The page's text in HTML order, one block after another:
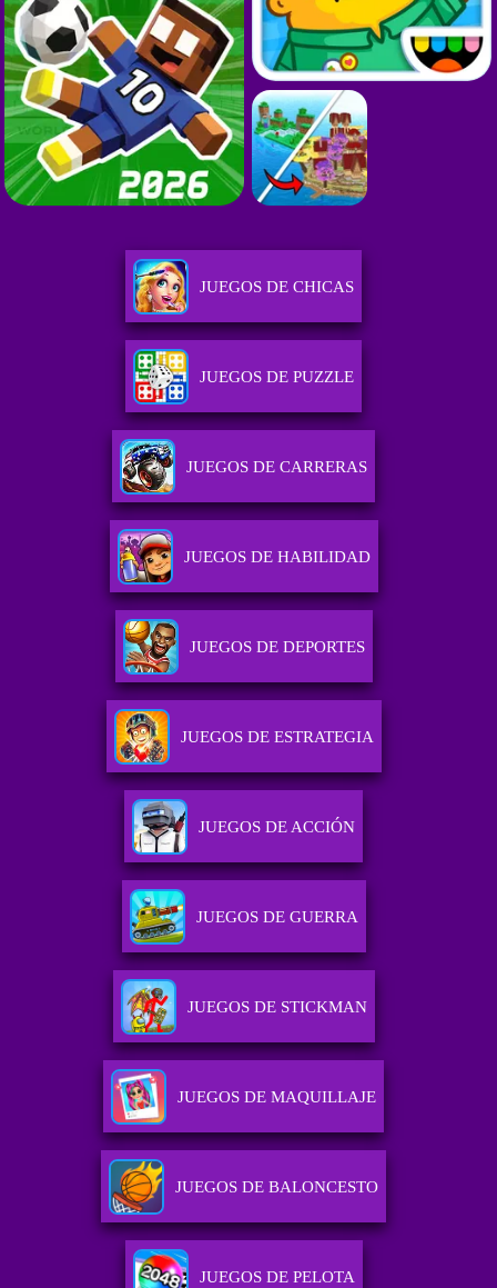
JUEGOS DE CHICAS
JUEGOS DE PUZZLE
JUEGOS DE CARRERAS
JUEGOS DE HABILIDAD
JUEGOS DE DEPORTES
JUEGOS DE ESTRATEGIA
JUEGOS DE ACCIÓN
JUEGOS DE GUERRA
JUEGOS DE STICKMAN
JUEGOS DE MAQUILLAJE
JUEGOS DE BALONCESTO
JUEGOS DE PELOTA